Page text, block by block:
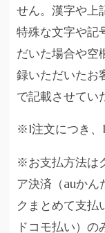
せん。漢字や上
特殊な文字や記
だいた場合や空
録いただいたお
で記載させてい
※1注文につき、
※お支払方法は
ア決済（auかん
クまとめて支払
ドコモ払い）の